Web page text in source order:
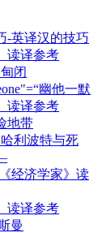
-英译汉的技巧
读译参考
闭
幽他一默
读译参考
地带
利波特与死
经济学家》读
读译参考
曼